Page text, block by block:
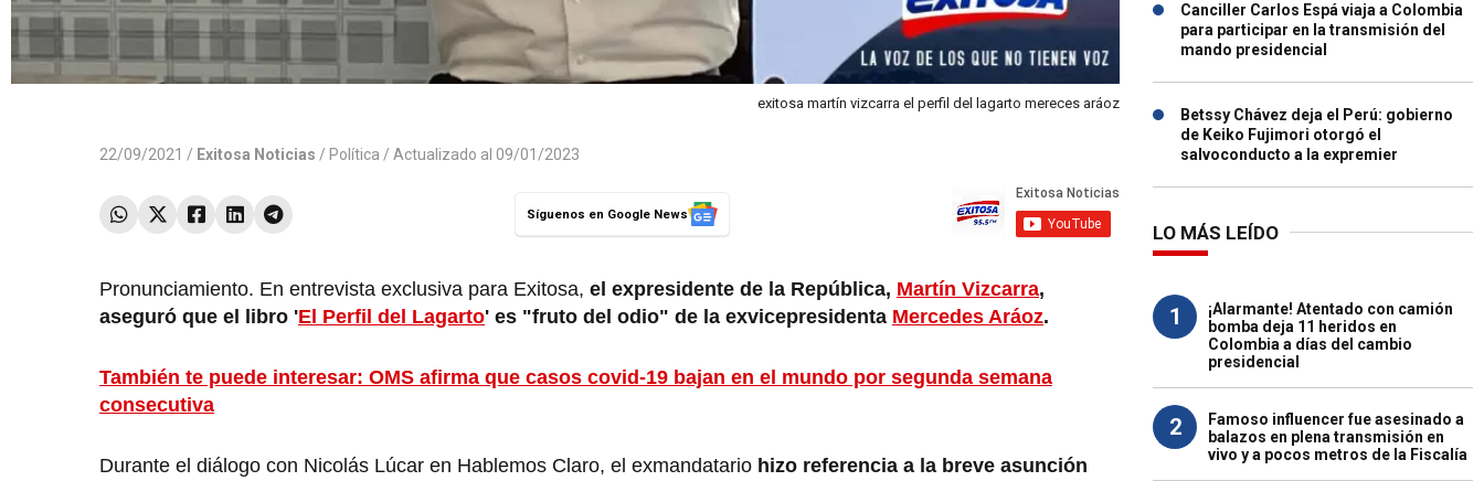
exitosa martín vizcarra el perfil del lagarto mereces aráoz
22/09/2021 / Exitosa Noticias / Política / Actualizado al 09/01/2023
Síguenos en Google News
Pronunciamiento. En entrevista exclusiva para Exitosa, el expresidente de la República, Martín Vizcarra,
aseguró que el libro 'El Perfil del Lagarto' es "fruto del odio" de la exvicepresidenta Mercedes Aráoz.
También te puede interesar: OMS afirma que casos covid-19 bajan en el mundo por segunda semana
consecutiva
Durante el diálogo con Nicolás Lúcar en Hablemos Claro, el exmandatario hizo referencia a la breve asunción
Canciller Carlos Espá viaja a Colombia
para participar en la transmisión del
mando presidencial
Betssy Chávez deja el Perú: gobierno
de Keiko Fujimori otorgó el
salvoconducto a la expremier
LO MÁS LEÍDO
1
¡Alarmante! Atentado con camión
bomba deja 11 heridos en
Colombia a días del cambio
presidencial
2
Famoso influencer fue asesinado a
balazos en plena transmisión en
vivo y a pocos metros de la Fiscalía